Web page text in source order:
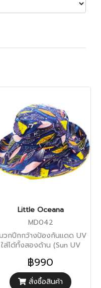
Little Oceana
MD042
วกปีกกว้างป้องกันแดด UV
ใส่ได้ทั้งสองด้าน (Sun UV
฿990
สั่งซื้อสินค้า